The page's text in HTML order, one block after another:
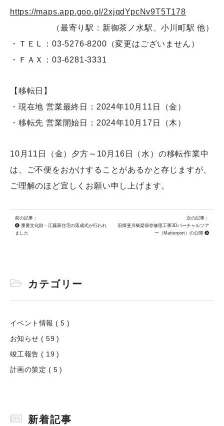
https://maps.app.goo.gl/2xjqdYpcNv9T5T178
（最寄り駅：新御茶ノ水駅、小川町駅 他）
・ＴＥＬ：03-5276-8200（変更はございません）
・ＦＡＸ：03-6281-3331
【移転日】
・現在地 営業最終日：2024年10月11日（金）
・移転先 営業開始日：2024年10月17日（木）
10月11日（金）夕方～10月16日（水）の移転作業中
は、ご不便をおかけすることがあるかと存じますが、
ご理解のほど宜しくお願い申し上げます。
前の記事：
重要文化財・江藤家住宅の落成式が行われ
ました
次の記事：
旧揖斐川橋梁保存修理工事3Dバーチャルツア
ー（Matterport）の公開
カテゴリー
イベント情報 ( 5 )
お知らせ ( 59 )
竣工報告 ( 19 )
計画の策定 ( 5 )
新着記事